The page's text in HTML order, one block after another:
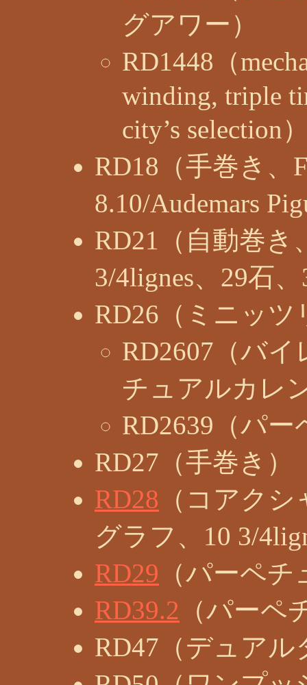
グアワー）
RD1448（
winding, triple
city’s selection
RD18（手巻き、
8.10/Audemars
RD21（自動巻き
3/4lignes、29石
RD26（ミニッツ
RD2607（バ
チュアルカレ
RD2639（パ
RD27（手巻き）
RD28 （コアク
グラフ、10 3/
RD29 （パーペ
RD39.2 （パーペ
RD47（デュア